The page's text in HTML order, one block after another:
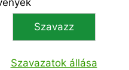
Szavazatok állása